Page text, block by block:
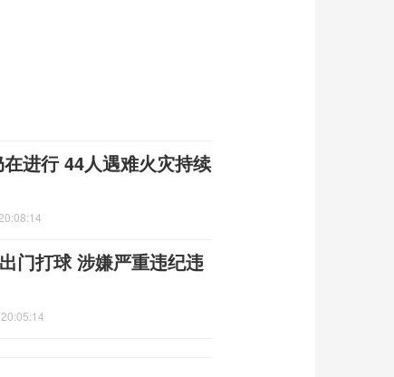
进行 44人遇难火灾持续
门打球 涉嫌严重违纪违